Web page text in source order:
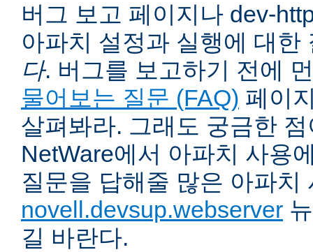
버그 보고 페이지나 dev-
아파치 설정과 실행에 대
다. 버그를 보고하기 전에
물어보는 질문 (FAQ) 페이
살펴봐라. 그래도 궁금한
NetWare에서 아파치 사용
질문을 답해줄 많은 아파치
novell.devsup.webserver
길 바란다.